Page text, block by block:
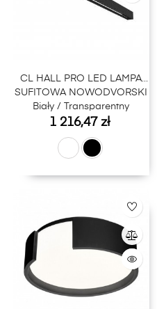
CL HALL PRO LED LAMPA
SUFITOWA NOWODVORSKI
Biały / Transparentny
Cena
1 216,47 zł